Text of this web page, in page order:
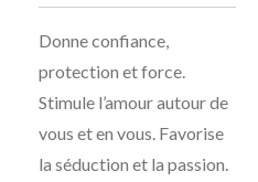
Donne confiance,
protection et force.
Stimule l’amour autour de
vous et en vous. Favorise
la séduction et la passion.